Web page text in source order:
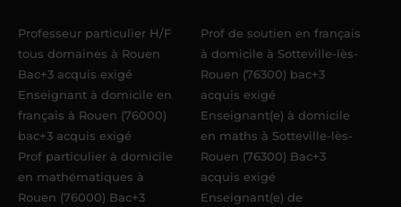
Professeur particulier H/F
tous domaines à Rouen
Bac+3 acquis exigé
Enseignant à domicile en
français à Rouen (76000)
bac+3 acquis exigé
Prof particulier à domicile
en mathématiques à
Rouen (76000) Bac+3
Prof de soutien en français
à domicile à Sotteville-lès-
Rouen (76300) bac+3
acquis exigé
Enseignant(e) à domicile
en maths à Sotteville-lès-
Rouen (76300) Bac+3
acquis exigé
Enseignant(e) de